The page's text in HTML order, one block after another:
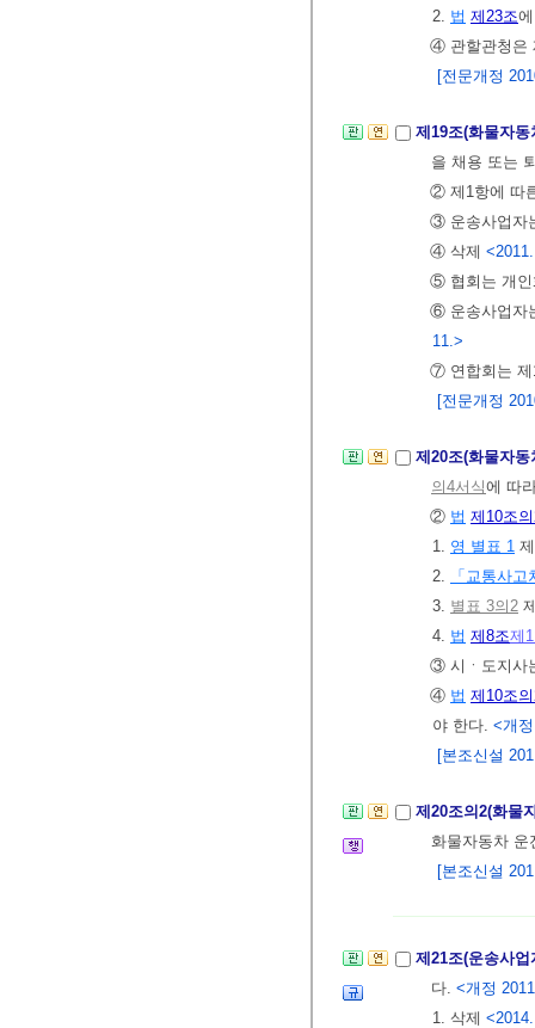
2. 법 제23조
④ 관할관청은
[전문개정
제19조(화물자
을 채용 또는
② 제1항에 따
③ 운송사업자
④ 삭제
⑤ 협회는 개인
⑥ 운송사업자
11.>
⑦ 연합회는 제
[전문개정
제20조(화물자
의4서식에 따
② 법 제10조
1. 영 별표 1
2.
「교통사
3. 별표 3의2
4. 법 제8조제
③ 시ㆍ도지사
④ 법 제10조
야 한다. <개
[본조신설
제20조의2(화물
화물자동차
[본조신설
제21조(운송사
다. <개정
1. 삭제